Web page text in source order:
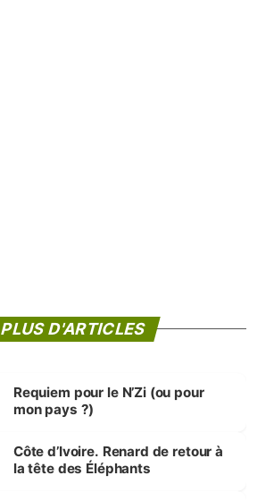
PLUS D'ARTICLES
Requiem pour le N’Zi (ou pour
mon pays ?)
Côte d’Ivoire. Renard de retour à
la tête des Éléphants